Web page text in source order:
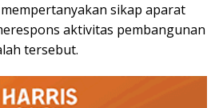
sikap aparat
aktivitas pembangunan
tersebut.